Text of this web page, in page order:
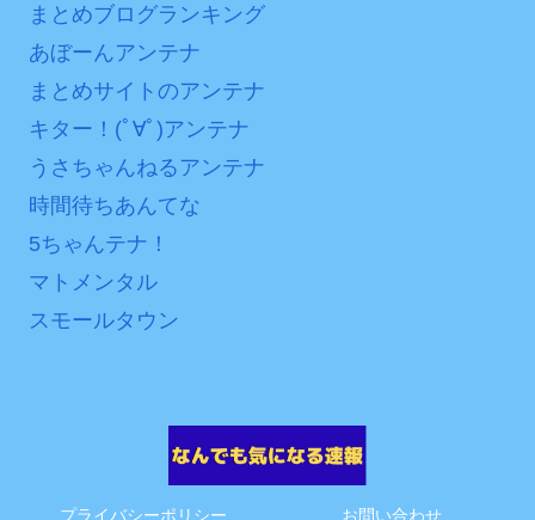
まとめブログランキング
あぼーんアンテナ
まとめサイトのアンテナ
キター！(ﾟ∀ﾟ)アンテナ
うさちゃんねるアンテナ
時間待ちあんてな
5ちゃんテナ！
マトメンタル
スモールタウン
プライバシーポリシー お問い合わせ